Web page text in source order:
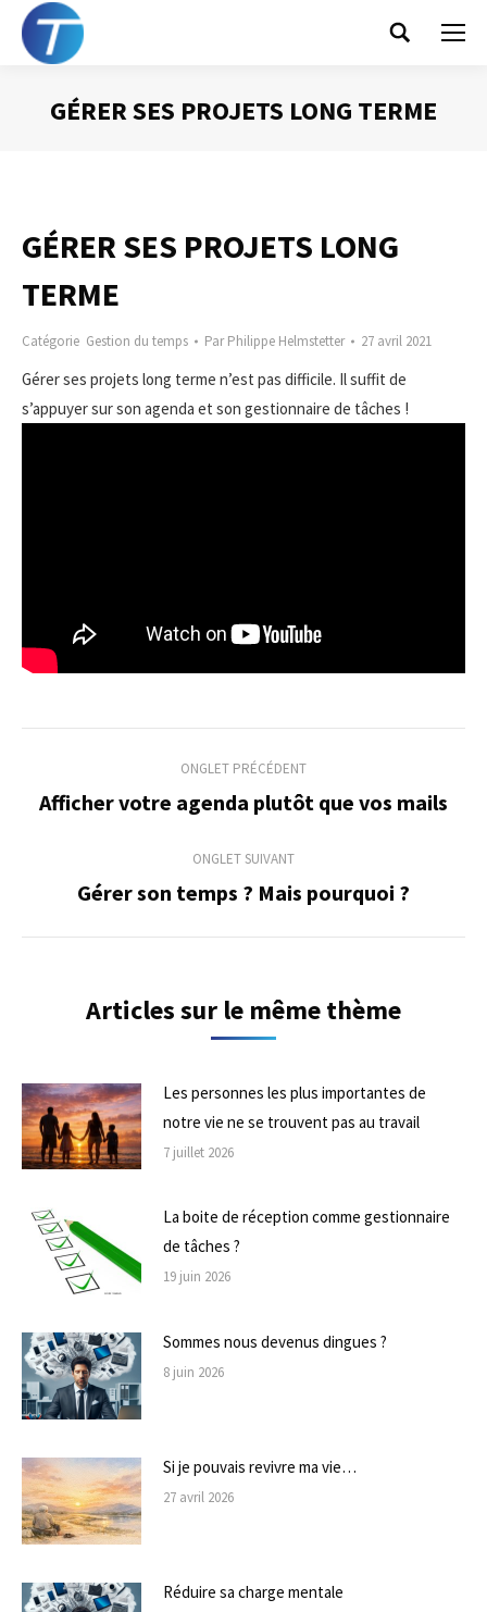
Search:
GÉRER SES PROJETS LONG TERME
GÉRER SES PROJETS LONG
TERME
Catégorie Gestion du temps ParPhilippe Helmstetter 27 avril 2021
Gérer ses projets long terme n’est pas difficile. Il suffit de
s’appuyer sur son agenda et son gestionnaire de tâches !
de
commentaire
ONGLET PRÉCÉDENT
Onglet
Afficher votre agenda plutôt que vos mails
ONGLET SUIVANT
Onglet
Gérer son temps ? Mais pourquoi ?
Articles sur le même thème
Les personnes les plus importantes de
notre vie ne se trouvent pas au travail
7 juillet 2026
La boite de réception comme gestionnaire
de tâches ?
19 juin 2026
Sommes nous devenus dingues ?
8 juin 2026
Si je pouvais revivre ma vie…
27 avril 2026
Réduire sa charge mentale